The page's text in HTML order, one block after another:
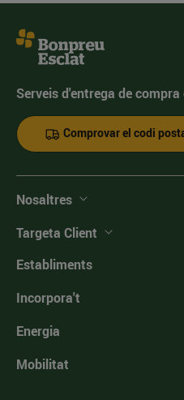
Serveis d'entrega de
Comprovar el codi
Nosaltres
Targeta Client
Establiments
Incorpora't
Energia
Mobilitat